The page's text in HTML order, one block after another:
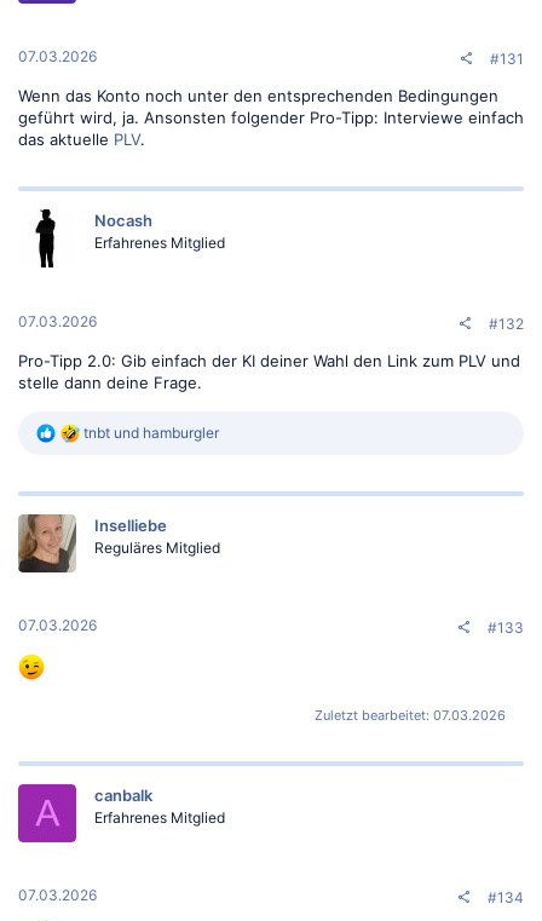
:
07.03.2026 #131
Wenn das Konto noch unter den entsprechenden Bedingungen
geführt wird, ja. Ansonsten folgender Pro-Tipp: Interviewe einfach
das aktuelle PLV.
Nocash
Erfahrenes Mitglied
07.03.2026 #132
Pro-Tipp 2.0: Gib einfach der KI deiner Wahl den Link zum PLV und
stelle dann deine Frage.
R
k
:
tnbt und hamburgler
Inselliebe
Reguläres Mitglied
07.03.2026 #133
Zuletzt bearbeitet: 07.03.2026
canbalk
Erfahrenes Mitglied
07.03.2026 #134